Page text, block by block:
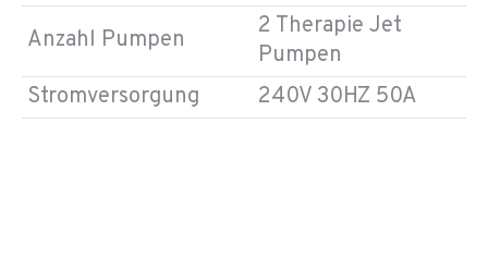
Anzahl Pumpen
2 Therapie Jet
Pumpen
Stromversorgung
240V 30HZ 50A